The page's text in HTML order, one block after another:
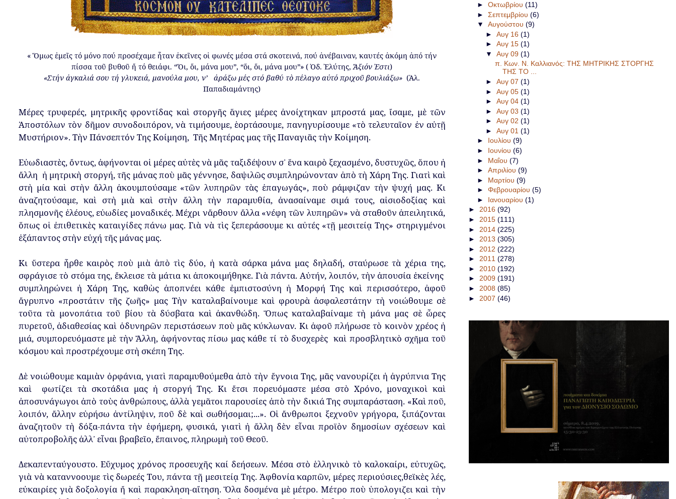
«Ὅμως ἐμεῖς τό μόνο πού προσέχαμε ἦταν ἐκεῖνες οἱ φωνές μέσα στά σκοτεινά,πού ἀνέβαιναν,καυτές ἀκόμη ἀπό τήν
πίσσα τοῦ βυθοῦ ἤ τό θειάφι.“Ὅι,ὅι, μάνα μου”,“ὅι,ὅι, μάνα μου”» (Ὀδ.Ἐλύτης,Ἄξιόν Ἐστι)
«Στήν ἀγκαλιά σου τή γλυκειά,μανούλα μου,ν’ ἀράξω μές στό βαθύ τὸ πέλαγο αὐτό πριχοῦ βουλιάξω» (Ἀλ.
Παπαδιαμάντης)
Μέρες τρυφερές, μητρικῆς φροντίδας καὶ στοργῆς ἅγιες μέρες ἀνοίχτηκαν μπροστά μας,ἴσαμε, μὲ τῶν
Ἀποστόλων τὸν δῆμον συνοδοιπόρον,νὰ τιμήσουμε, ἑορτάσουμε, πανηγυρίσουμε «τὸ τελευταῖον ἐν αὐτῇ
Μυστήριον». Τὴν Πάνσεπτόν ΤηςΚοίμηση, ΤῆςΜητέρας μαςτῆςΠαναγιᾶςτὴν Κοίμηση.
Εὐωδιαστὲς, ὄντως, ἀφήνονται οἱ μέρες αὐτὲςνὰ μᾶς ταξιδέψουν σ᾿ ἕνακαιρὸ ξεχασμένο, δυστυχῶς, ὅπου ἡ
ἄλλη ἡ μητρικὴ στοργή,τῆς μάναςποὺ μᾶςγέννησε, δαψιλῶς συμπληρώνονταν ἀπὸ τὴ Χάρη Της. Γιατὶκαὶ
στὴ μία καὶ στὴν ἄλλη ἀκουμπούσαμε «τῶν λυπηρῶν τὰς ἐπαγωγάς»,ποὺ ράμφιζαν τὴν ψυχή μας. Κι
ἀναζητούσαμε, καὶ στὴ μιὰ καὶ στὴν ἄλλη τὴν παραμυθία, ἀνασαίναμε σιμά τους, αἰσιοδοξίας καὶ
πλησμονῆς ἐλέους, εὐωδίες μοναδικές.Μέχρι νἄρθουν ἄλλα «νέφη τῶν λυπηρῶν» νὰ σταθοῦν ἀπειλητικά,
ὅπως οἱ ἐπιθετικὲς καταιγίδες πάνω μας.Γιὰ νὰ τὶς ξεπεράσουμε κι αὐτές «τῇ μεσιτείᾳ Της» στηριγμένοι
ἐξάπαντος στὴν εὐχή τῆς μάνας μας.
Κι ὕστερα ἦρθε καιρὸς ποὺ μιὰ ἀπὸ τὶς δύο, ἡ κατὰ σάρκα μάνα μας δηλαδή, σταύρωσε τὰ χέρια της,
σφράγισε τὸ στόμα της, ἔκλεισε τὰ μάτια κι ἀποκοιμήθηκε.Γιὰ πάντα. Αὐτήν, λοιπόν, τὴν ἀπουσία ἐκείνης
συμπληρώνει ἡ Χάρη Της,καθὼς ἀποπνέει κάθε ἐμπιστοσύνη ἡ Μορφή Της καὶπερισσότερο, ἀφοῦ
ἄγρυπνο «προστάτιν τῆς ζωῆς» μας Τὴν καταλαβαίνουμε καὶ φρουρὰ ἀσφαλεστάτην τὴ νοιώθουμε σὲ
τοῦτα τὰ μονοπάτια τοῦ βίου τὰ δύσβατα καὶ ἀκανθώδη.Ὅπως καταλαβαίναμε τὴ μάνα μας σὲ ὧρες
πυρετοῦ, ἀδιαθεσίας καὶ ὀδυνηρῶν περιστάσεων ποὺ μᾶς κύκλωναν. Κι ἀφοῦ πλήρωσε τὸ κοινὸν χρέος ἡ
μιά, συμπορευόμαστε μὲ τὴν Ἄλλη, ἀφήνοντας πίσω μας κάθε τί τὸ δυσχερὲς καὶ προσβλητικὸ σχῆμα τοῦ
κόσμου καὶπροστρέχουμε στὴ σκέπη Της.
Δὲ νοιώθουμε καμιὰν ὀρφάνια,γιατὶ παραμυθούμεθα ἀπὸ τὴν ἔγνοια Της, μᾶς νανουρίζει ἡ ἀγρύπνια Της
καὶ
φωτίζει τὰ σκοτάδια μας ἡ στοργή Της.Κι ἔτσι πορευόμαστε μέσα στὸ Χρόνο, μοναχικοὶ καὶ
ἀποσυνάγωγοι ἀπὸ τοὺς ἀνθρώπους, ἀλλὰ γεμᾶτοιπαρουσίες ἀπὸ τὴν δικιάΤης συμπαράσταση. «Καὶποῦ,
λοιπόν, ἄλλην εὑρήσω ἀντίληψιν,ποῦ δὲ καὶ σωθήσομαι;...». Οἱ ἄνθρωποι ξεχνοῦν γρήγορα, ξιπάζονται
ἀναζητοῦν τὴ δόξα-πάντα τὴν ἐφήμερη, φυσικά, γιατὶ ἡ ἄλλη δὲν εἶναι προϊὸν δημοσίων σχέσεων καὶ
αὐτοπροβολῆς ἀλλ᾿ εἶναι βραβεῖο, ἔπαινος,πληρωμὴ τοῦ Θεοῦ.
Δεκαπενταύγουστο.Εὔχυμος χρόνος προσευχῆς καί δεήσεων. Μέσα στὸ ἑλληνικὸ τὸ καλοκαίρι, εὐτυχῶς,
γιὰ νὰ καταννοουμε τὶς δωρεές Του,πάντα τῇ μεσιτείᾳ Της. Ἀφθονία καρπῶν, μέρες περιούσιες,θεϊκὲς λές,
εὐκαιρίες γιὰ δοξολογία ἤ καὶπαρακληση-αἴτηση.Ὅλα δοσμένα μὲ μέτρο.Μέτρο ποὺ ὑπολογιζει καὶ τὴν
► Οκτωβρίου (11)
► Σεπτεμβρίου (6)
▼ Αυγούστου (9)
►Αυγ 16(1)
►Αυγ 15(1)
▼Αυγ 09(1)
π. Κων. Ν. Καλλιανός: ΤΗΣ ΜΗΤΡΙΚΗΣ ΣΤΟΡΓΗΣ
ΤΗΣ ΤΟ ...
►Αυγ 07(1)
►Αυγ 05(1)
►Αυγ 04(1)
►Αυγ 03(1)
►Αυγ 02(1)
►Αυγ 01(1)
► Ιουλίου (9)
► Ιουνίου (6)
► Μαΐου (7)
► Απριλίου (9)
► Μαρτίου (9)
► Φεβρουαρίου (5)
► Ιανουαρίου (1)
► 2016 (92)
► 2015 (111)
► 2014 (225)
► 2013 (305)
► 2012 (222)
► 2011 (278)
► 2010 (192)
► 2009 (191)
► 2008 (85)
► 2007 (46)